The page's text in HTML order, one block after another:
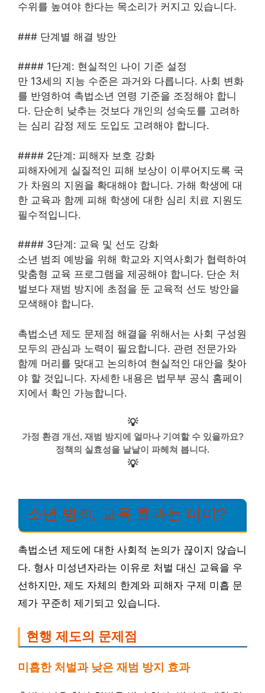
수위를 높여야 한다는 목소리가 커지고 있습니다.
### 단계별 해결 방안
#### 1단계: 현실적인 나이 기준 설정
만 13세의 지능 수준은 과거와 다릅니다. 사회 변화
를 반영하여 촉법소년 연령 기준을 조정해야 합니
다. 단순히 낮추는 것보다 개인의 성숙도를 고려하
는 심리 감정 제도 도입도 고려해야 합니다.
#### 2단계: 피해자 보호 강화
피해자에게 실질적인 피해 보상이 이루어지도록 국
가 차원의 지원을 확대해야 합니다. 가해 학생에 대
한 교육과 함께 피해 학생에 대한 심리 치료 지원도
필수적입니다.
#### 3단계: 교육 및 선도 강화
소년 범죄 예방을 위해 학교와 지역사회가 협력하여
맞춤형 교육 프로그램을 제공해야 합니다. 단순 처
벌보다 재범 방지에 초점을 둔 교육적 선도 방안을
모색해야 합니다.
촉법소년 제도 문제점 해결을 위해서는 사회 구성원
모두의 관심과 노력이 필요합니다. 관련 전문가와
함께 머리를 맞대고 논의하여 현실적인 대안을 찾아
야 할 것입니다. 자세한 내용은 법무부 공식 홈페이
지에서 확인 가능합니다.
💡
가정 환경 개선, 재범 방지에 얼마나 기여할 수 있을까요?
정책의 실효성을 낱낱이 파헤쳐 봅니다.
💡
소년 범죄, 교육 효과는 미미?
촉법소년 제도에 대한 사회적 논의가 끊이지 않습니
다. 형사 미성년자라는 이유로 처벌 대신 교육을 우
선하지만, 제도 자체의 한계와 피해자 구제 미흡 문
제가 꾸준히 제기되고 있습니다.
현행 제도의 문제점
미흡한 처벌과 낮은 재범 방지 효과